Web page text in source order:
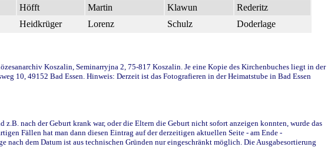
Höfft Martin Klawun
Rederitz
Heidkrüger Lorenz Schulz Doderlage
Koszalin, Seminarryjna 2, 75-817 Koszalin. Je eine Kopie des Kirchenbuches liegt in der
10, 49152 Bad Essen. Hinweis: Derzeit ist das Fotografieren in der Heimatstube in Bad Essen
nach der Geburt krank war, oder die Eltern die Geburt nicht sofort anzeigen konnten, wurde das
Fällen hat man dann diesen Eintrag auf der derzeitigen aktuellen Seite - am Ende -
dem Datum ist aus technischen Gründen nur eingeschränkt möglich. Die Ausgabesortierung